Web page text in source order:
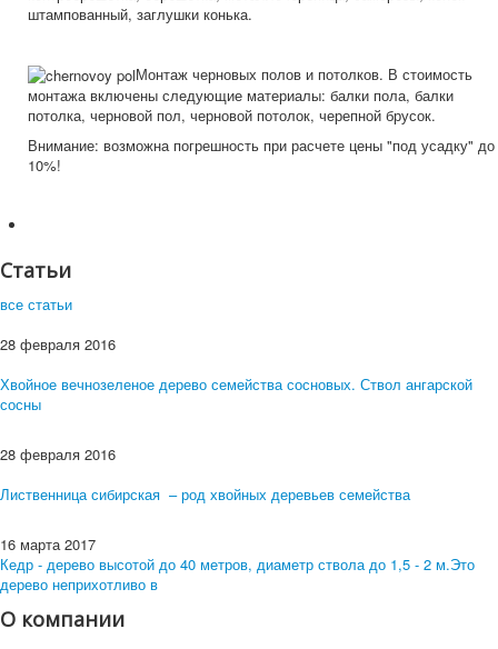
штампованный, заглушки конька.
Монтаж черновых полов и потолков. В стоимость
монтажа включены следующие материалы: балки пола, балки
потолка, черновой пол, черновой потолок, черепной брусок.
Внимание: возможна погрешность при расчете цены "под усадку" до
10%!
Статьи
все статьи
28 февраля 2016
Хвойное вечнозеленое дерево семейства сосновых. Ствол ангарской
сосны
28 февраля 2016
Лиственница сибирская – род хвойных деревьев семейства
16 марта 2017
Кедр - дерево высотой до 40 метров, диаметр ствола до 1,5 - 2 м.Это
дерево неприхотливо в
О компании